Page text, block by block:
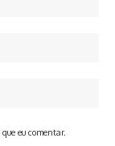
eu comentar.